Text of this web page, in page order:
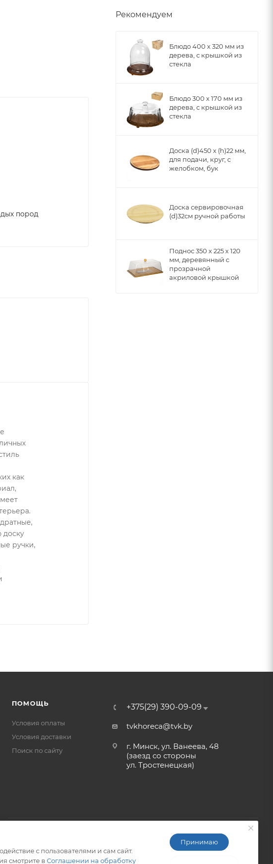
пород
как
доску
ручки,
Рекомендуем
Блюдо 400 х 320 мм из
дерева, с крышкой из
стекла
Блюдо 300 х 170 мм из
дерева, с крышкой из
стекла
Доска (d)450 х (h)22 мм,
для подачи, круг, с
желобком, бук
Доска сервировочная
(d)32см ручной работы
Поднос 350 х 225 х 120
мм, деревянный с
прозрачной
акриловой крышкой
ПОМОЩЬ
Условия оплаты
Условия доставки
Поиск по сайту
+375(29) 390-09-09
tvkhoreca@tvk.by
г. Минск, ул. Ванеева, 48
(заезд со стороны
ул. Тростенецкая)
Разработка сайтов в Минске
с пользователями и сам сайт.
смотрите в Соглашении на обработку
Принимаю